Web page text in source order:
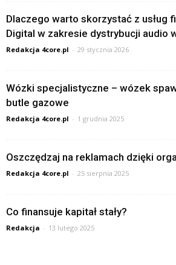
Dlaczego warto skorzystać z usług
Digital w zakresie dystrybucji audio
Redakcja 4core.pl - 29 stycznia 2026
Wózki specjalistyczne – wózek
butle gazowe
Redakcja 4core.pl - 1 grudnia 2025
Oszczędzaj na reklamach dzięki
Redakcja 4core.pl - 25 sierpnia 2025
Co finansuje kapitał stały?
Redakcja - 13 lutego 2025